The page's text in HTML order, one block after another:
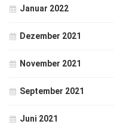
Januar 2022
Dezember 2021
November 2021
September 2021
Juni 2021